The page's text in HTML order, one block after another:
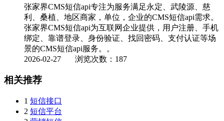
张家界CMS短信api专注为服务满足永定、武陵源、慈
利、桑植、地区商家，单位，企业的CMS短信api需求。
张家界CMS短信api为互联网企业提供，用户注册、手机
绑定、靠谱登录、身份验证、找回密码、支付认证等场
景的CMS短信api服务。。
2026-02-27 浏览次数：187
相关推荐
1 短信接口
2 短信平台